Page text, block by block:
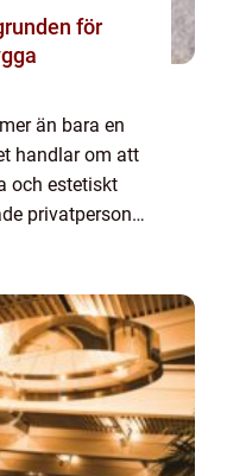
än bara en
handlar om att
och estetiskt
privatpersoner